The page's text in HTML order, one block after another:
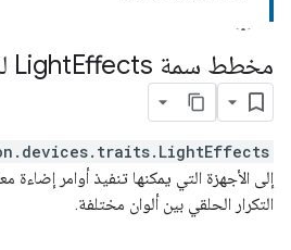
مخطط سمة Light Effects للمنزل الذكي
إلى الأجهزة التي يمكنها تنفيذ أوامر إضاءة
التكرار الحلقي بين ألوان مختلفة.